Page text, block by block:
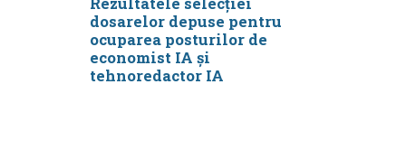
dosarelor depuse pentru
ocuparea posturilor de
economist IA şi
tehnoredactor IA